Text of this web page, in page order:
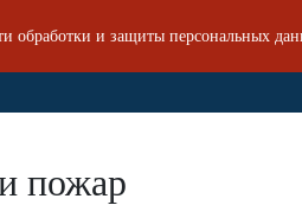
обработки и защиты персональных
пожар